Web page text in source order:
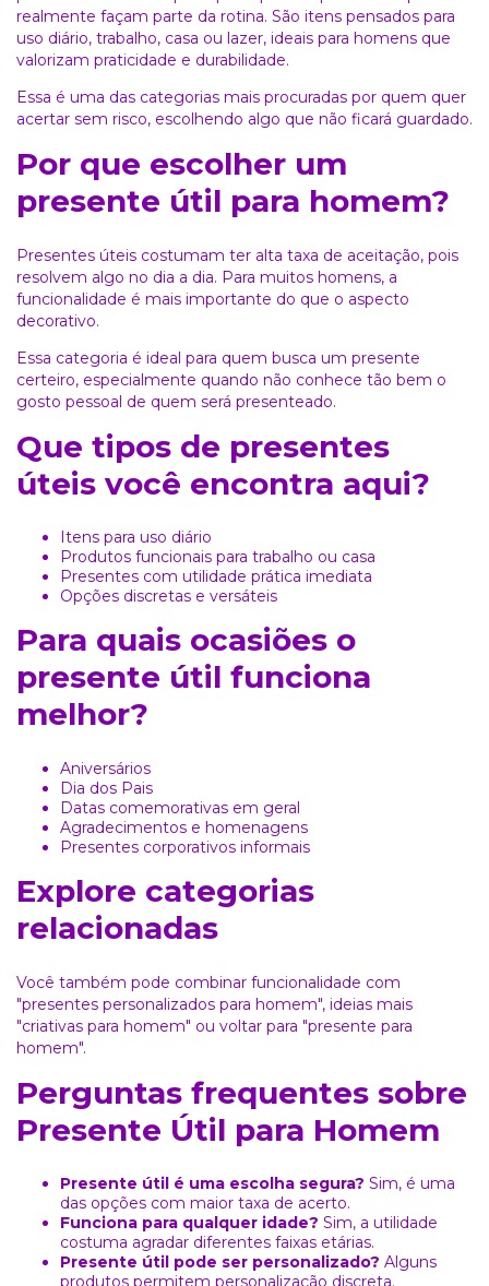
realmente façam parte da rotina. São itens pensados para
uso diário, trabalho, casa ou lazer, ideais para homens que
valorizam praticidade e durabilidade.
Essa é uma das categorias mais procuradas por quem quer
acertar sem risco, escolhendo algo que não ficará guardado.
Por que escolher um
presente útil para homem?
Presentes úteis costumam ter alta taxa de aceitação, pois
resolvem algo no dia a dia. Para muitos homens, a
funcionalidade é mais importante do que o aspecto
decorativo.
Essa categoria é ideal para quem busca um presente
certeiro, especialmente quando não conhece tão bem o
gosto pessoal de quem será presenteado.
Que tipos de presentes
úteis você encontra aqui?
Itens para uso diário
Produtos funcionais para trabalho ou casa
Presentes com utilidade prática imediata
Opções discretas e versáteis
Para quais ocasiões o
presente útil funciona
melhor?
Aniversários
Dia dos Pais
Datas comemorativas em geral
Agradecimentos e homenagens
Presentes corporativos informais
Explore categorias
relacionadas
Você também pode combinar funcionalidade com
"presentes personalizados para homem", ideias mais
"criativas para homem" ou voltar para "presente para
homem".
Perguntas frequentes sobre
Presente Útil para Homem
Presente útil é uma escolha segura? Sim, é uma
das opções com maior taxa de acerto.
Funciona para qualquer idade? Sim, a utilidade
costuma agradar diferentes faixas etárias.
Presente útil pode ser personalizado? Alguns
produtos permitem personalização discreta.